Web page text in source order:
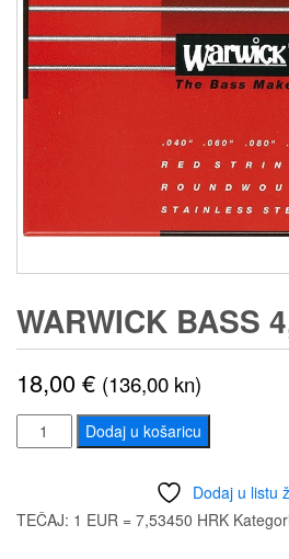
WARWICK BASS
18,00€ (136,00 kn)
WARWICK
bass
40-
Dodaj u košaricu
Dodaj u listu
TEČAJ: 1 EUR = 7,53450 HRK